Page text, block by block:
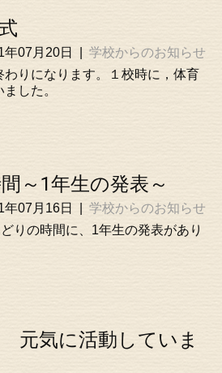
年07月20日
学校からのお知らせ
わりになります。１校時に，体育
した。
～1年生の発表～
年07月16日
学校からのお知らせ
りの時間に、1年生の発表があり
元気に活動していま